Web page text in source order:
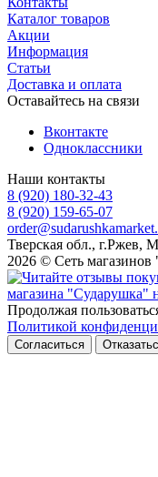
Каталог товаров
Акции
Информация
Статьи
Доставка и оплата
Оставайтесь на связи
Вконтакте
Одноклассники
Наши контакты
8 (920) 180-32-43
8 (920) 159-65-07
Тверская обл., г.Ржев,
2026 © Сеть
Продолжая
Политикой
Согласиться